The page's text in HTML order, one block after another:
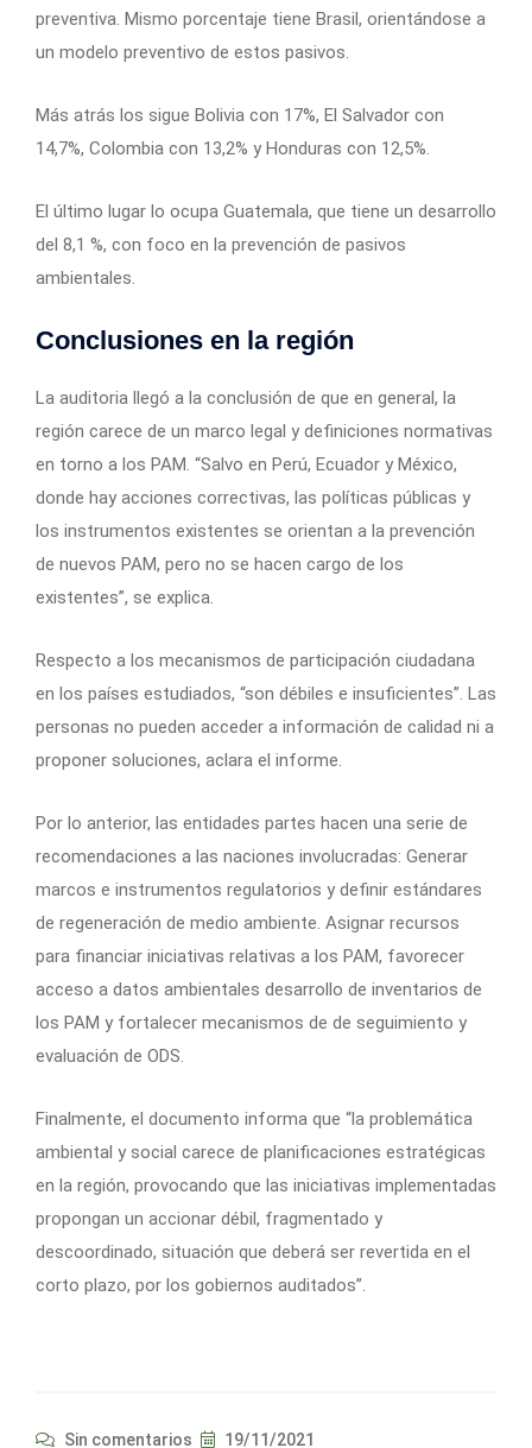
preventiva. Mismo porcentaje tiene Brasil, orientándose a
un modelo preventivo de estos pasivos.
Más atrás los sigue Bolivia con 17%, El Salvador con
14,7%, Colombia con 13,2% y Honduras con 12,5%.
El último lugar lo ocupa Guatemala, que tiene un desarrollo
del 8,1 %, con foco en la prevención de pasivos
ambientales.
Conclusiones en la región
La auditoria llegó a la conclusión de que en general, la
región carece de un marco legal y definiciones normativas
en torno a los PAM. “Salvo en Perú, Ecuador y México,
donde hay acciones correctivas, las políticas públicas y
los instrumentos existentes se orientan a la prevención
de nuevos PAM, pero no se hacen cargo de los
existentes”, se explica.
Respecto a los mecanismos de participación ciudadana
en los países estudiados, “son débiles e insuficientes”. Las
personas no pueden acceder a información de calidad ni a
proponer soluciones, aclara el informe.
Por lo anterior, las entidades partes hacen una serie de
recomendaciones a las naciones involucradas: Generar
marcos e instrumentos regulatorios y definir estándares
de regeneración de medio ambiente. Asignar recursos
para financiar iniciativas relativas a los PAM, favorecer
acceso a datos ambientales desarrollo de inventarios de
los PAM y fortalecer mecanismos de de seguimiento y
evaluación de ODS.
Finalmente, el documento informa que “la problemática
ambiental y social carece de planificaciones estratégicas
en la región, provocando que las iniciativas implementadas
propongan un accionar débil, fragmentado y
descoordinado, situación que deberá ser revertida en el
corto plazo, por los gobiernos auditados”.
Sin comentarios 19/11/2021